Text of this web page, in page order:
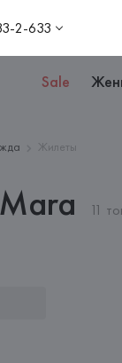
2-633
Sale
Жилеты
11